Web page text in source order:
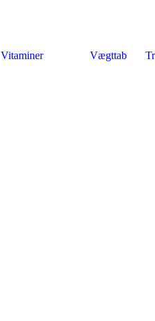
Vitaminer Vægttab